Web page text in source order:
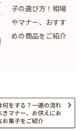
子の選び方！相場
やマナー、おすす
めの商品をご紹介
何をする？一連の流れ
きマナー、お供えにお
お菓子をご紹介